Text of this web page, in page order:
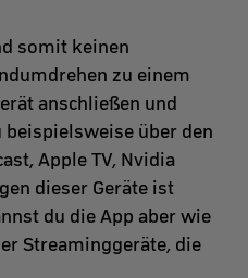
somit keinen
zu einem
anschließen und
über den
Apple TV, Nvidia
dieser Geräte ist
du die App aber wie
Streaminggeräte, die